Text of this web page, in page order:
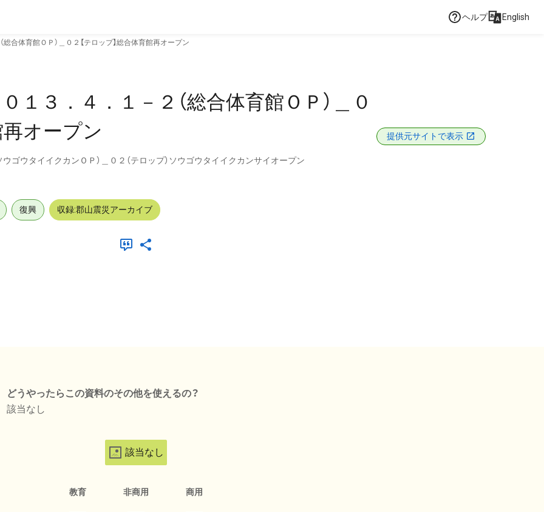
ヘルプ English
合体育館ＯＰ）＿０２【テロップ】総合体育館再オープン
１３．４．１－２（総合体育館ＯＰ）＿０
再オープン
ゴウタイイクカンＯＰ）＿０２（テロップ）ソウゴウタイイクカンサイオープン
提供元サイトで表示
復興 収録:郡山震災アーカイブ
どうやったらこの資料のその他を使えるの？
該当なし
該当なし
教育 非商用 商用